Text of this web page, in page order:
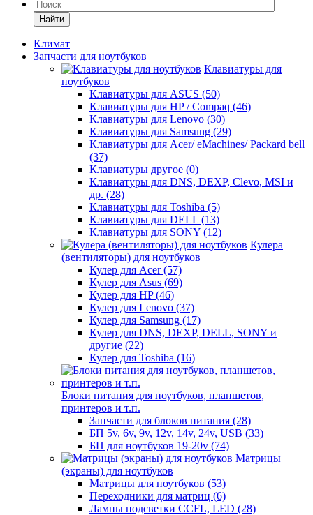
Найти
Климат
Запчасти для ноутбуков
Клавиатуры для
ноутбуков
Клавиатуры для ASUS (50)
Клавиатуры для HP / Compaq (46)
Клавиатуры для Lenovo (30)
Клавиатуры для Samsung (29)
Клавиатуры для Acer/ eMachines/ Packard bell
(37)
Клавиатуры другое (0)
Клавиатуры для DNS, DEXP, Clevo, MSI и
др. (28)
Клавиатуры для Toshiba (5)
Клавиатуры для DELL (13)
Клавиатуры для SONY (12)
Кулера
(вентиляторы) для ноутбуков
Кулер для Acer (57)
Кулер для Asus (69)
Кулер для HP (46)
Кулер для Lenovo (37)
Кулер для Samsung (17)
Кулер для DNS, DEXP, DELL, SONY и
другие (22)
Кулер для Toshiba (16)
Блоки питания для ноутбуков, планшетов,
принтеров и т.п.
Запчасти для блоков питания (28)
БП 5v, 6v, 9v, 12v, 14v, 24v, USB (33)
БП для ноутбуков 19-20v (74)
Матрицы
(экраны) для ноутбуков
Матрицы для ноутбуков (53)
Переходники для матриц (6)
Лампы подсветки CCFL, LED (28)